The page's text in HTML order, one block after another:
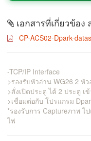
เอกสารที่เกี่ยวข้อ
CP-ACS02-Dpark-
-TCP/IP Interface
>รองรับหัวอ่าน WG26 2 หั
>สั่งเปิดประตู ได้ 2 ประตู เ
>เชื่อมต่อกับ โปรแกรม
*รองรับการ Captureภาพ ไ
ไฟ